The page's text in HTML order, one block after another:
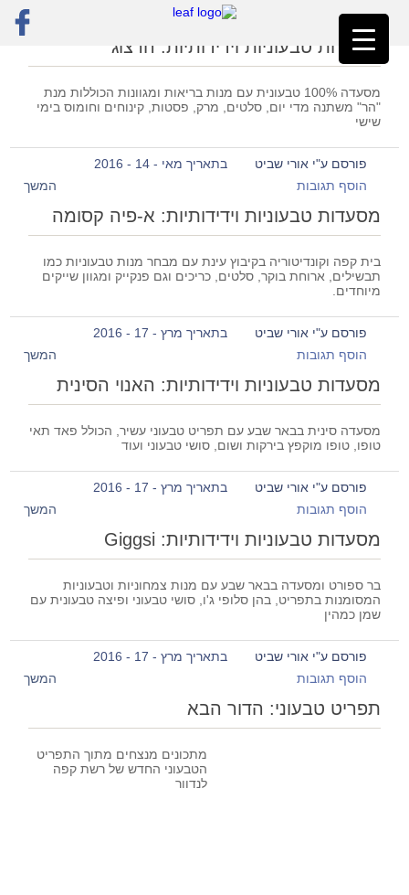
ראשי»מסעדות טבעוניות
מסעדות טבעוניות וידידותיות: הרצוג
מסעדה 100% טבעונית עם מנות בריאות ומגוונות הכוללות מנת
"הר" משתנה מדי יום, סלטים, מרק, פסטות, קינוחים וחומוס בימי
שישי
פורסם ע"י אורי שביט
בתאריך מאי - 14 - 2016
הוסף תגובות
המשך
מסעדות טבעוניות וידידותיות: א-פיה קסומה
בית קפה וקונדיטוריה בקיבוץ עינת עם מבחר מנות טבעוניות כמו
תבשילים, ארוחת בוקר, סלטים, כריכים וגם פנקייק ומגוון שייקים
מיוחדים.
פורסם ע"י אורי שביט
בתאריך מרץ - 17 - 2016
הוסף תגובות
המשך
מסעדות טבעוניות וידידותיות: האנוי הסינית
מסעדה סינית בבאר שבע עם תפריט טבעוני עשיר, הכולל פאד תאי
טופו, טופו מוקפץ בירקות ושום, סושי טבעוני ועוד
פורסם ע"י אורי שביט
בתאריך מרץ - 17 - 2016
הוסף תגובות
המשך
מסעדות טבעוניות וידידותיות: Giggsi
בר ספורט ומסעדה בבאר שבע עם מנות צמחוניות וטבעוניות
המסומנות בתפריט, בהן סלופי ג'ו, סושי טבעוני ופיצה טבעונית עם
שמן כמהין
פורסם ע"י אורי שביט
בתאריך מרץ - 17 - 2016
הוסף תגובות
המשך
תפריט טבעוני: הדור הבא
מתכונים מנצחים מתוך התפריט
הטבעוני החדש של רשת קפה
לנדוור